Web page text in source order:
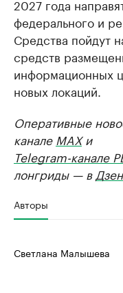
2027 года
федерального и
Средства пойдут
средств
информационных
новых локаций.
Оперативные
канале MAXи
Telegram-канале
лонгриды — вДзен
Авторы
Светлана Малышева